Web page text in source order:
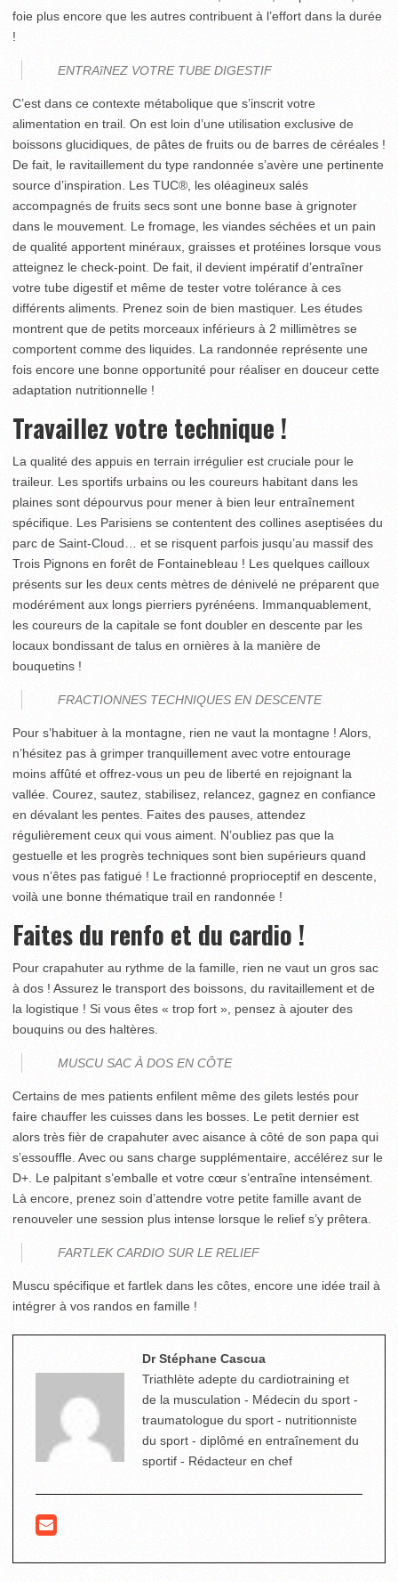
foie plus encore que les autres contribuent à l’effort dans la durée
!
ENTRAîNEZ VOTRE TUBE DIGESTIF
C’est dans ce contexte métabolique que s’inscrit votre
alimentation en trail. On est loin d’une utilisation exclusive de
boissons glucidiques, de pâtes de fruits ou de barres de céréales !
De fait, le ravitaillement du type randonnée s’avère une pertinente
source d’inspiration. Les TUC®, les oléagineux salés
accompagnés de fruits secs sont une bonne base à grignoter
dans le mouvement. Le fromage, les viandes séchées et un pain
de qualité apportent minéraux, graisses et protéines lorsque vous
atteignez le check-point. De fait, il devient impératif d’entraîner
votre tube digestif et même de tester votre tolérance à ces
différents aliments. Prenez soin de bien mastiquer. Les études
montrent que de petits morceaux inférieurs à 2 millimètres se
comportent comme des liquides. La randonnée représente une
fois encore une bonne opportunité pour réaliser en douceur cette
adaptation nutritionnelle !
Travaillez votre technique !
La qualité des appuis en terrain irrégulier est cruciale pour le
traileur. Les sportifs urbains ou les coureurs habitant dans les
plaines sont dépourvus pour mener à bien leur entraînement
spécifique. Les Parisiens se contentent des collines aseptisées du
parc de Saint-Cloud… et se risquent parfois jusqu’au massif des
Trois Pignons en forêt de Fontainebleau ! Les quelques cailloux
présents sur les deux cents mètres de dénivelé ne préparent que
modérément aux longs pierriers pyrénéens. Immanquablement,
les coureurs de la capitale se font doubler en descente par les
locaux bondissant de talus en ornières à la manière de
bouquetins !
FRACTIONNES TECHNIQUES EN DESCENTE
Pour s’habituer à la montagne, rien ne vaut la montagne ! Alors,
n’hésitez pas à grimper tranquillement avec votre entourage
moins affûté et offrez-vous un peu de liberté en rejoignant la
vallée. Courez, sautez, stabilisez, relancez, gagnez en confiance
en dévalant les pentes. Faites des pauses, attendez
régulièrement ceux qui vous aiment. N’oubliez pas que la
gestuelle et les progrès techniques sont bien supérieurs quand
vous n’êtes pas fatigué ! Le fractionné proprioceptif en descente,
voilà une bonne thématique trail en randonnée !
Faites du renfo et du cardio !
Pour crapahuter au rythme de la famille, rien ne vaut un gros sac
à dos ! Assurez le transport des boissons, du ravitaillement et de
la logistique ! Si vous êtes « trop fort », pensez à ajouter des
bouquins ou des haltères.
MUSCU SAC À DOS EN CÔTE
Certains de mes patients enfilent même des gilets lestés pour
faire chauffer les cuisses dans les bosses. Le petit dernier est
alors très fièr de crapahuter avec aisance à côté de son papa qui
s’essouffle. Avec ou sans charge supplémentaire, accélérez sur le
D+. Le palpitant s’emballe et votre cœur s’entraîne intensément.
Là encore, prenez soin d’attendre votre petite famille avant de
renouveler une session plus intense lorsque le relief s’y prêtera.
FARTLEK CARDIO SUR LE RELIEF
Muscu spécifique et fartlek dans les côtes, encore une idée trail à
intégrer à vos randos en famille !
Dr Stéphane Cascua
Triathlète adepte du cardiotraining et
de la musculation - Médecin du sport -
traumatologue du sport - nutritionniste
du sport - diplômé en entraînement du
sportif - Rédacteur en chef